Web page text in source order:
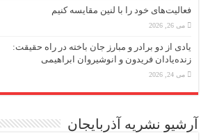
فعالیت‌های خود را با لنین مقایسه کنیم
می 26, 2026
یادی از دو برادر و مبارز جان باخته در راه حقیقت:
زنده‌یادان فریدون و انوشیروان ابراهیمی
می 24, 2026
آرشیو نشریه آذربایجان